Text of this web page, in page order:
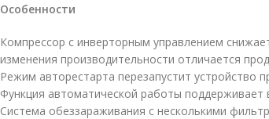
Особенности
Компрессор с инверторным управлением
изменения производительности отличается
Режим авторестарта перезапустит устройство
Функция автоматической работы
Система обеззараживания с несколькими